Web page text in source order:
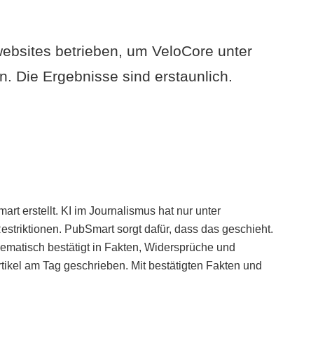
betrieben, um VeloCore unter
Die Ergebnisse sind erstaunlich.
erstellt. KI im Journalismus hat nur unter
PubSmart sorgt dafür, dass das geschieht.
bestätigt in Fakten, Widersprüche und
am Tag geschrieben. Mit bestätigten Fakten und